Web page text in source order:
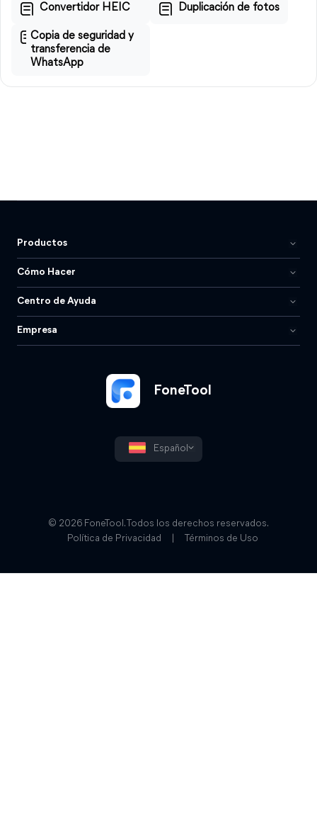
Convertidor HEIC Duplicación de fotos
Copia de seguridad y
transferencia de
WhatsApp
FoneTool
Español
Productos
Cómo Hacer
Centro de Ayuda
Empresa
© 2026 FoneTool. Todos los derechos reservados.
Política de Privacidad
Términos de Uso